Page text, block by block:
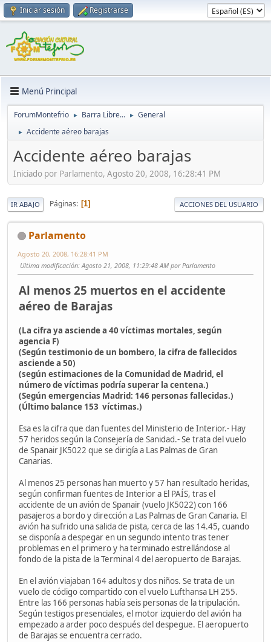
Iniciar sesión Registrarse
Menú Principal
ForumMontefrio ► Barra Libre... ► General
► Accidente aéreo barajas
Accidente aéreo barajas
Iniciado por Parlamento, Agosto 20, 2008, 16:28:41 PM
IR ABAJO Páginas 1 ACCIONES DEL USUARIO
Parlamento
Agosto 20, 2008, 16:28:41 PM
Ultima modificación: Agosto 21, 2008, 11:29:48 AM por Parlamento
Al menos 25 muertos en el accidente
aéreo de Barajas
(La cifra ya asciende a 40 víctimas mortales, según
agencia F)
(Según testimonio de un bombero, la cifra de fallecidos
asciende a 50)
(según estimaciones de la Comunidad de Madrid, el
número de víctimas podría superar la centena.)
(Según emergencias Madrid: 146 personas fallecidas.)
(Último balance 153 víctimas.)
Esa es la cifra que dan fuentes del Ministerio de Interior.- Hay
57 heridos según la Consejería de Sanidad.- Se trata del vuelo
de Spanair JK5022 que se dirigía a Las Palmas de Gran
Canarias.
Al menos 25 personas han muerto y 57 han resultado heridas,
según confirman fuentes de Interior a El PAÍS, tras el
accidente de un avión de Spanair (vuelo JK5022) con 166
pasajeros a bordo y dirección a Las Palmas de Gran Canaria. El
avión ha sufrido una salida de pista, cerca de las 14.45, cuando
se disponía a despegar en un segundo intento tras tener
problemas en el primero y ha terminado estrellándose al
fondo de la pista de la Terminal 4 del aeropuerto de Barajas.
En el avión viajaban 164 adultos y dos niños. Se trata de un
vuelo de código compartido con el vuelo Lufthansa LH 255.
Entre las 166 personas había seis personas de la tripulación.
Según testigos presenciales, el motor izquierdo del avión ha
empezado a arder poco después del despegue. El aeropuerto
de Barajas se encuentra cerrado.